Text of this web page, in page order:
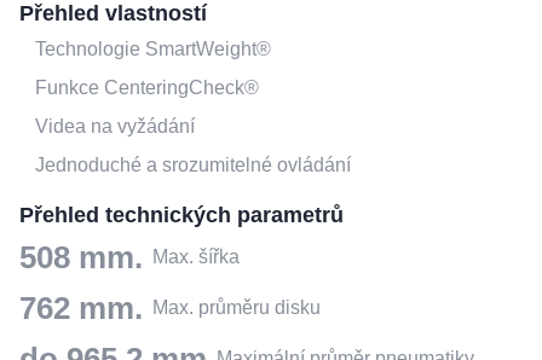
Přehled vlastností
Technologie SmartWeight®
Funkce CenteringCheck®
Videa na vyžádání
Jednoduché a srozumitelné ovládání
Přehled technických parametrů
508 mm. Max. šířka
762 mm. Max. průměru disku